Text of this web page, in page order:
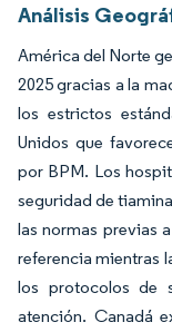
Análisis
América del Norte
2025 gracias a la
los estrictos
Unidos que
por BPM. Los
seguridad de
las normas previas
referencia mientras
los protocolos de
atención. Canadá